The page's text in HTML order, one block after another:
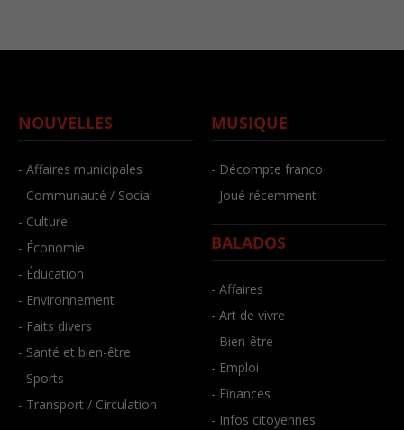
NOUVELLES
- Affaires municipales
- Communauté / Social
- Culture
- Économie
- Éducation
- Environnement
- Faits divers
- Santé et bien-être
- Sports
- Transport / Circulation
MUSIQUE
- Décompte franco
- Joué récemment
BALADOS
- Affaires
- Art de vivre
- Bien-être
- Emploi
- Finances
- Infos citoyennes